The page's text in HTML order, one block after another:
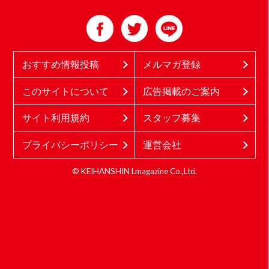
おすすめ情報投稿 メルマガ登録
このサイトについて 広告掲載のご案内
サイト利用規約 スタッフ募集
プライバシーポリシー 運営会社
© KEIHANSHIN Lmagazine Co.,Ltd.